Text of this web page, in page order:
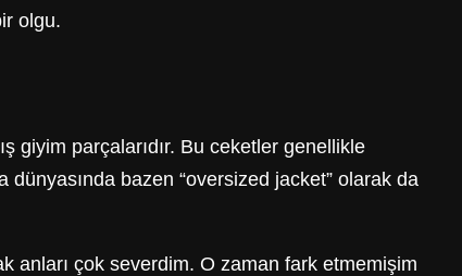
olgu.
giyim parçalarıdır. Bu ceketler genellikle
bazen “oversized jacket” olarak da
anları çok severdim. O zaman fark etmemişim